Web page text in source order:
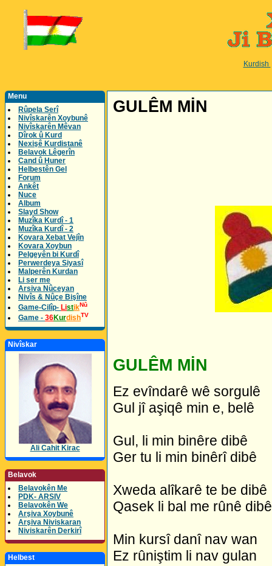
Kurdish
Menu
Rûpela Serî
Nivîskarên Xoybunê
Nivîskarên Mêvan
Dîrok û Kurd
Nexişê Kurdistanê
Belavok Lêgerîn
Cand û Huner
Helbestên Gel
Forum
Ankêt
Nuce
Album
Slayd Show
Muzîka Kurdî - 1
Muzîka Kurdî - 2
Kovara Xebat Vejîn
Kovara Xoybun
Pelgeyên bi Kurdî
Perwerdeya Siyasî
Malperên Kurdan
Li ser me
Arsiva Nûceyan
Nivîs & Nûçe Bişîne
Game-Cilîp- ListikNû
Game - 36KurdishTV
Nivîskar
Ali Cahit Kirac
Belavok
Belavokên Me
PDK- ARSIV
Belavokên We
Arşiva Xoybunê
Arşiva Niviskaran
Niviskarên Derkirî
Helbest
GULÊM MİN
GULÊM MİN
Ez evîndarê wê sorgulê
Gul jî aşiqê min e, belê
Gul, li min binêre dibê
Ger tu li min binêrî dibê
Xweda alîkarê te be dibê
Qasek li bal me rûnê dibê
Min kursî danî nav wan
Ez rûniştim li nav gulan